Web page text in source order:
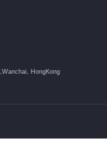
Wanchai, HongKong